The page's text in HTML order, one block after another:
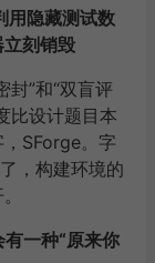
用隐藏测试数
刻销毁
封”和“双盲评
比设计题目本
SForge。字
，构建环境的
一种“原来你